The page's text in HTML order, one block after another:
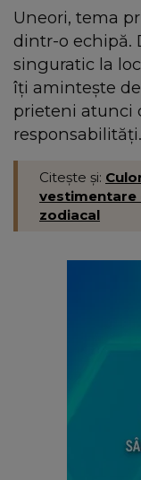
Uneori, tema
dintr-o echipă.
singuratic la
îți amintește
prieteni atunci
responsabilități.
Citește și:
vestimentare
zodiacal